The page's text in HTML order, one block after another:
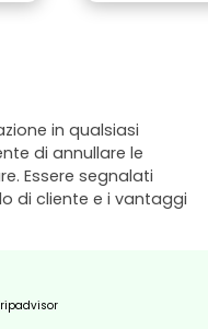
in qualsiasi
di annullare le
Essere segnalati
di cliente e i vantaggi